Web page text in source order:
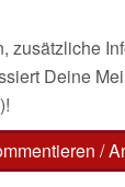
zusätzliche
Deine
/